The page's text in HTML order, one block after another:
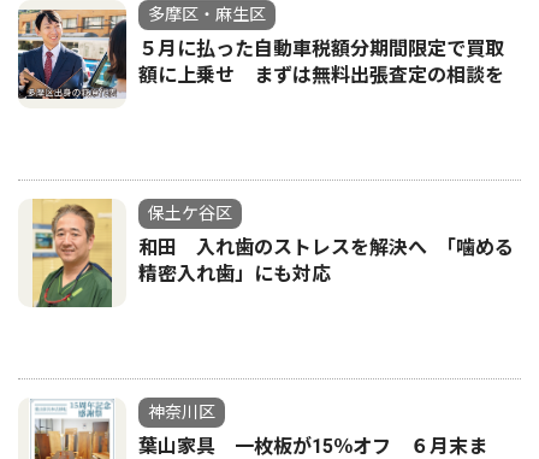
多摩区・麻生区
５月に払った自動車税額分期間限定で買取
額に上乗せ まずは無料出張査定の相談を
保土ケ谷区
和田 入れ歯のストレスを解決へ ｢噛める
精密入れ歯」にも対応
神奈川区
葉山家具 一枚板が15％オフ ６月末ま